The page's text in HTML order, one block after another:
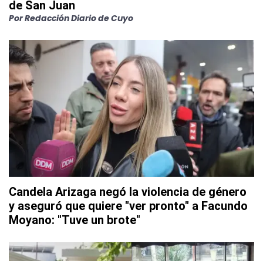
de San Juan
PorRedacción Diario de Cuyo
Candela Arizaga negó la violencia de género
y aseguró que quiere "ver pronto" a Facundo
Moyano: "Tuve un brote"